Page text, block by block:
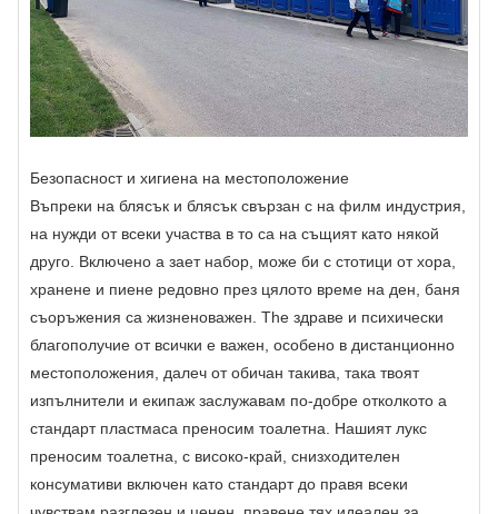
Безопасност и хигиена на местоположение
Въпреки на блясък и блясък свързан с на филм индустрия,
на нужди от всеки участва в то са на същият като някой
друго. Включено a зает набор, може би с стотици от хора,
хранене и пиене редовно през цялото време на ден, баня
съоръжения са жизненоважен. The здраве и психически
благополучие от всички е важен, особено в дистанционно
местоположения, далеч от обичан такива, така твоят
изпълнители и екипаж заслужавам по-добре отколкото a
стандарт пластмаса преносим тоалетна. Нашият лукс
преносим тоалетна, с високо-край, снизходителен
консумативи включен като стандарт до правя всеки